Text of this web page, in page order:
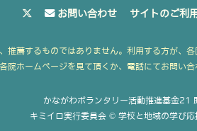
お問い合わせ サイトのご利
推薦するものではありません。利用する方が、
院ホームページを見て頂くか、電話にてお問い合
かながわボランタリー活動推進基金21
キミイロ実行委員会 © 学校と地域の学び応